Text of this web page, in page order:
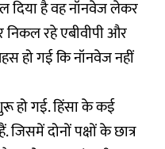
दिया है वह नॉनवेज लेकर
निकल रहे एबीवीपी और
हो गई कि नॉनवेज नहीं
हो गई. हिंसा के कई
जिसमें दोनों पक्षों के छात्र